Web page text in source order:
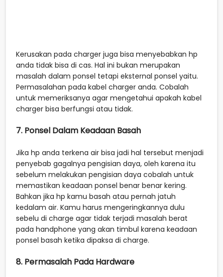
Kerusakan pada charger juga bisa menyebabkan hp
anda tidak bisa di cas. Hal ini bukan merupakan
masalah dalam ponsel tetapi eksternal ponsel yaitu.
Permasalahan pada kabel charger anda. Cobalah
untuk memeriksanya agar mengetahui apakah kabel
charger bisa berfungsi atau tidak.
7. Ponsel Dalam Keadaan Basah
Jika hp anda terkena air bisa jadi hal tersebut menjadi
penyebab gagalnya pengisian daya, oleh karena itu
sebelum melakukan pengisian daya cobalah untuk
memastikan keadaan ponsel benar benar kering.
Bahkan jika hp kamu basah atau pernah jatuh
kedalam air. Kamu harus mengeringkannya dulu
sebelu di charge agar tidak terjadi masalah berat
pada handphone yang akan timbul karena keadaan
ponsel basah ketika dipaksa di charge.
8. Permasalah Pada Hardware